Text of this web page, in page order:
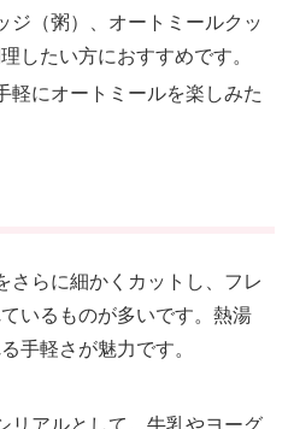
ジ（粥）、オートミールクッ
したい方におすすめです。
軽にオートミールを楽しみた
さらに細かくカットし、フレ
いるものが多いです。熱湯
手軽さが魅力です。
リアルとして、牛乳やヨーグ